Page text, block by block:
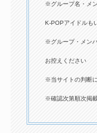
※グループ名・メ
K-POPアイドルも
※グループ・メン
お控えください
※当サイトの判断
※確認次第順次掲